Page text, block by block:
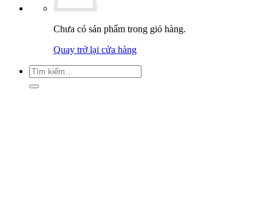
Chưa có sản phẩm trong giỏ hàng.
Quay trở lại cửa hàng
Tìm
kiếm: